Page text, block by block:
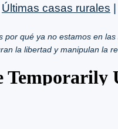
Últimas casas rurales
por qué ya no estamos en
la libertad y manipulan la